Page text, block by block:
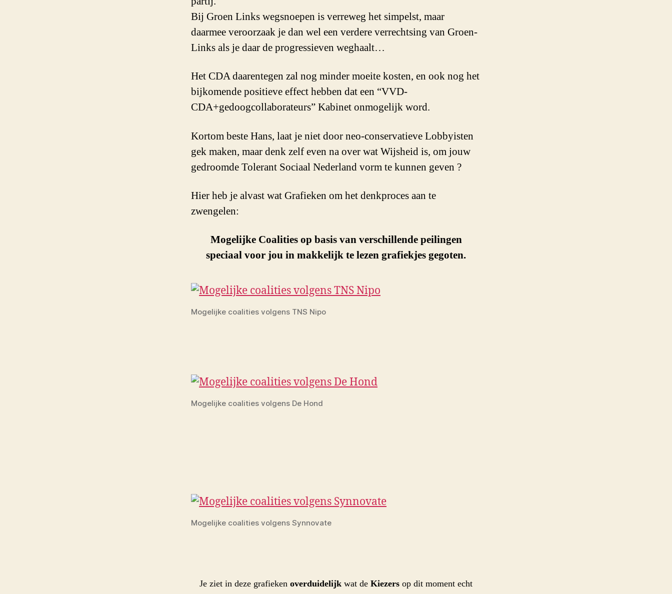
Bij Groen Links wegsnoepen is verreweg het simpelst, maar
daarmee veroorzaak je dan wel een verdere verrechtsing van Groen-
Links als je daar de progressieven weghaalt…
Het CDA daarentegen zal nog minder moeite kosten, en ook nog het
bijkomende positieve effect hebben dat een “VVD-
CDA+gedoogcollaborateurs” Kabinet onmogelijk word.
Kortom beste Hans, laat je niet door neo-conservatieve Lobbyisten
gek maken, maar denk zelf even na over wat Wijsheid is, om jouw
gedroomde Tolerant Sociaal Nederland vorm te kunnen geven ?
Hier heb je alvast wat Grafieken om het denkproces aan te
zwengelen:
Mogelijke Coalities op basis van verschillende peilingen
speciaal voor jou in makkelijk te lezen grafiekjes gegoten.
Mogelijke coalities volgens TNS Nipo
Mogelijke coalities volgens De Hond
Mogelijke coalities volgens Synnovate
Je ziet in deze grafieken overduidelijk wat de Kiezers op dit moment echt